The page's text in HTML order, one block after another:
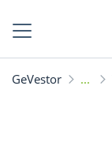
GeVestor